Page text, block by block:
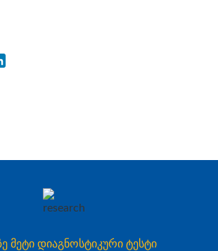
მეტი დიაგნოსტიკური ტესტი